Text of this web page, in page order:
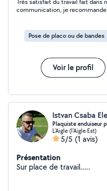
Très satisfait du travail fait dans
communication, je recommande
Pose de placo ou de bandes
Voir le profil
Istvan Csaba
Plaquiste enduiseur
L'Aigle (l'Aigle Est)
5/5 (1 avis)
Présentation
Sur place de travail.....